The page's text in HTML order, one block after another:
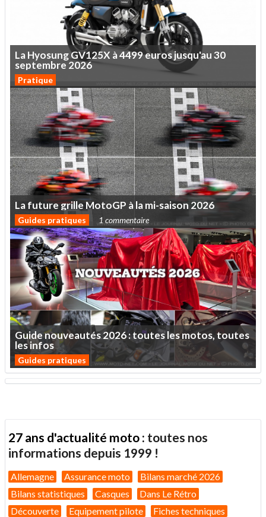
LaHyosungGV125X à4499eurosjusqu'au30
septembre 2026
Pratique
Lafuturegrille MotoGP àlami-saison 2026
Guides pratiques 1 commentaire
Guidenouveautés2026:touteslesmotos,toutes
lesinfos
Guides pratiques
27 ans d'actualité moto : toutes nos
informations depuis 1999 !
Allemagne Assurance moto
Bilans marché 2026
Bilans statistiques
Casques
Dans Le Rétro
Découverte
Equipement pilote Fiches techniques